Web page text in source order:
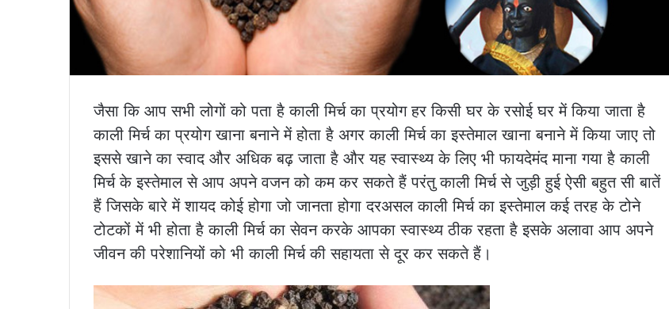
जैसा कि आप सभी लोगों को पता है काली मिर्च का प्रयोग हर किसी घर के रसोई घर में किया जाता है
काली मिर्च का प्रयोग खाना बनाने में होता है अगर काली मिर्च का इस्तेमाल खाना बनाने में किया जाए तो
इससे खाने का स्वाद और अधिक बढ़ जाता है और यह स्वास्थ्य के लिए भी फायदेमंद माना गया है काली
मिर्च के इस्तेमाल से आप अपने वजन को कम कर सकते हैं परंतु काली मिर्च से जुड़ी हुई ऐसी बहुत सी बातें
हैं जिसके बारे में शायद कोई होगा जो जानता होगा दरअसल काली मिर्च का इस्तेमाल कई तरह के टोने
टोटकों में भी होता है काली मिर्च का सेवन करके आपका स्वास्थ्य ठीक रहता है इसके अलावा आप अपने
जीवन की परेशानियों को भी काली मिर्च की सहायता से दूर कर सकते हैं।